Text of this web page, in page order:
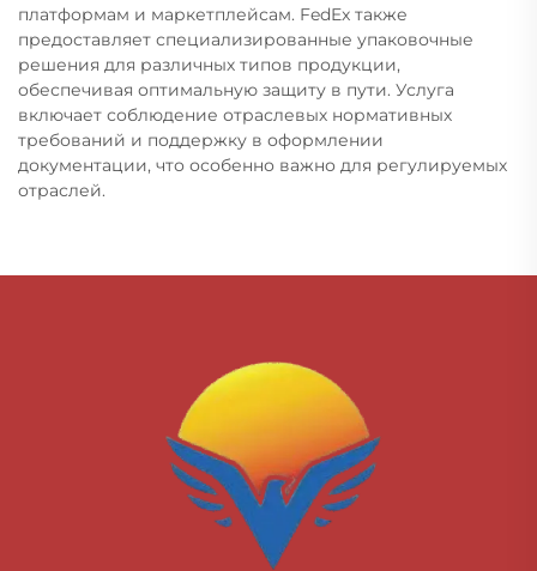
платформам и маркетплейсам. FedEx также
предоставляет специализированные упаковочные
решения для различных типов продукции,
обеспечивая оптимальную защиту в пути. Услуга
включает соблюдение отраслевых нормативных
требований и поддержку в оформлении
документации, что особенно важно для регулируемых
отраслей.